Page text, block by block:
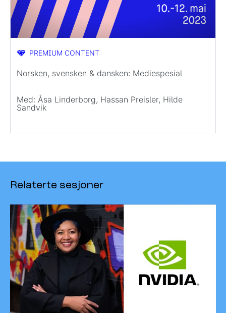
PREMIUM CONTENT
Norsken, svensken & dansken: Mediespesial
Med: Åsa Linderborg, Hassan Preisler, Hilde
Sandvik
Relaterte sesjoner